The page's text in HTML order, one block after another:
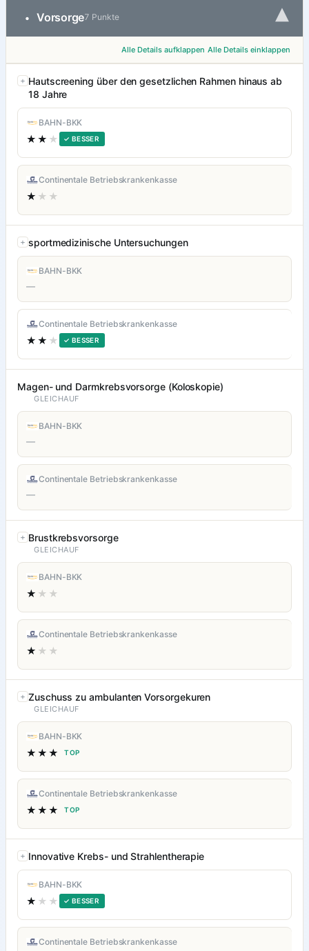
• Vorsorge7 Punkte ▾
Alle Details aufklappen Alle Details einklappen
Hautscreening über den gesetzlichen Rahmen hinaus ab
18 Jahre
BAHN-BKK
★★ ★ ✓ BESSER
Continentale Betriebskrankenkasse
★ ★★
sportmedizinische Untersuchungen
BAHN-BKK
—
Continentale Betriebskrankenkasse
★★ ★ ✓ BESSER
Magen- und Darmkrebsvorsorge (Koloskopie)
GLEICHAUF
BAHN-BKK
—
Continentale Betriebskrankenkasse
—
Brustkrebsvorsorge
GLEICHAUF
BAHN-BKK
★ ★★
Continentale Betriebskrankenkasse
★ ★★
Zuschuss zu ambulanten Vorsorgekuren
GLEICHAUF
BAHN-BKK
★★★ TOP
Continentale Betriebskrankenkasse
★★★ TOP
Innovative Krebs- und Strahlentherapie
BAHN-BKK
★ ★★ ✓ BESSER
Continentale Betriebskrankenkasse